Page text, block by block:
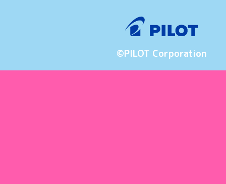
©PILOT Corporation